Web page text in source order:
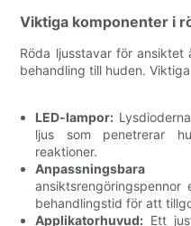
Viktiga komponenter i
Röda ljusstavar för
behandling till huden.
LED-lampor:
ljus som penetrerar
reaktioner.
Anpassningsbara
behandlingstid för att
Applikatorhuvud: Ett